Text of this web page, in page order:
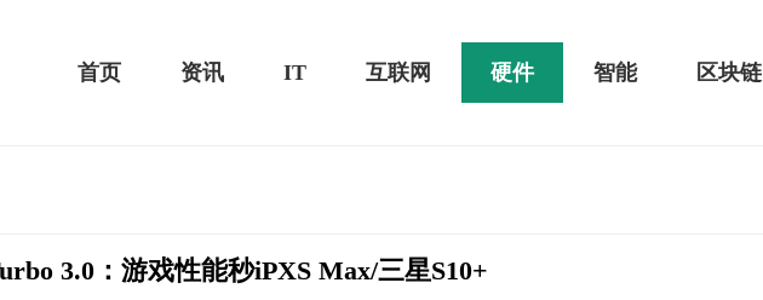
首页 资讯 IT 互联网 硬件 智能 区块链
3.0：游戏性能秒iPXS Max/三星S10+